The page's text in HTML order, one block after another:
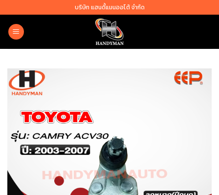
to
content
บริษัท แฮนดี้แมนออโต้ จำกัด